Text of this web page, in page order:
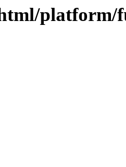
platform/